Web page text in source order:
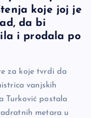
koje joj je
da bi
i prodala po
za koje tvrdi da
vanjskih
Turković postala
metara u